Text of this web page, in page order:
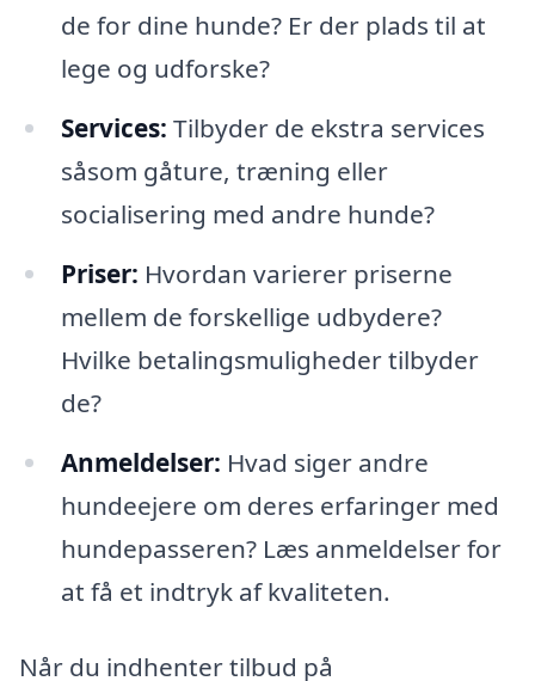
de for dine hunde? Er der plads til at
lege og udforske?
Services: Tilbyder de ekstra services
såsom gåture, træning eller
socialisering med andre hunde?
Priser: Hvordan varierer priserne
mellem de forskellige udbydere?
Hvilke betalingsmuligheder tilbyder
de?
Anmeldelser: Hvad siger andre
hundeejere om deres erfaringer med
hundepasseren? Læs anmeldelser for
at få et indtryk af kvaliteten.
Når du indhenter tilbud på